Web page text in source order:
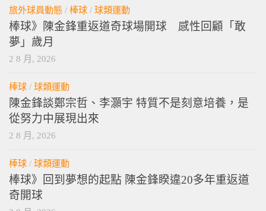
旅外球員動態 / 棒球 / 球類運動
棒球》陳金鋒重返道奇球場開球 感性回顧「敢
夢」歲月
2 8 月, 2026
棒球 / 球類運動
陳金鋒談鄭宗哲、李灝宇 特質不是刻意培養，是
從努力中展現出來
2 8 月, 2026
棒球 / 球類運動
棒球》回到夢想的起點 陳金鋒睽違20多年重返道
奇開球